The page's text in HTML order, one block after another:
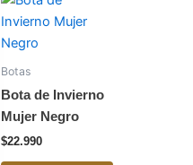
Botas
Bota de Invierno
Mujer Negro
$22.990